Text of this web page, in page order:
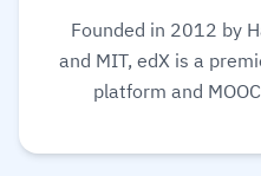
Founded in 2012 by
and MIT, edX is a
platform and
certificates, and